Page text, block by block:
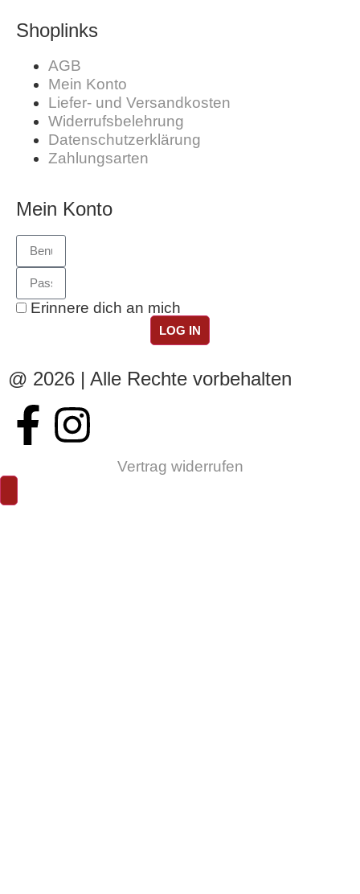
Shoplinks
AGB
Mein Konto
Liefer- und Versandkosten
Widerrufsbelehrung
Datenschutzerklärung
Zahlungsarten
Mein Konto
Erinnere dich an mich
LOG IN
@ 2026 | Alle Rechte vorbehalten
Vertrag widerrufen